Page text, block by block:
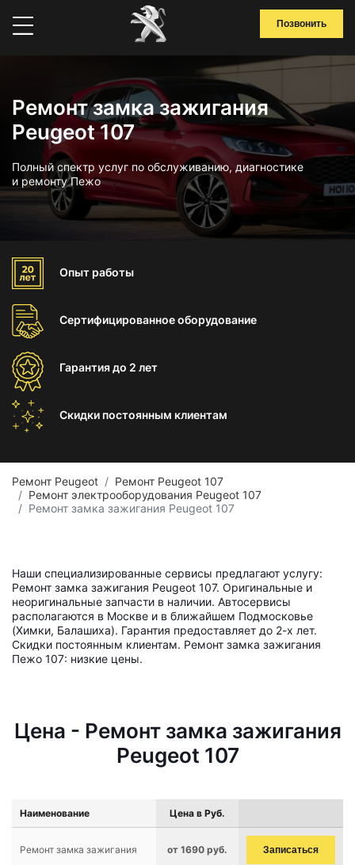
Позвонить
Ремонт замка зажигания
Peugeot 107
Полный спектр услуг по обслуживанию, диагностике
и ремонту Пежо
Опыт работы
Сертифицированноеоборудование
Гарантиядо 2 лет
Скидки постоянным клиентам
Ремонт Peugeot
Ремонт Peugeot 107
Ремонт электрооборудования Peugeot 107
Ремонт замка зажигания Peugeot 107
Наши специализированные сервисы предлагают услугу:
Ремонт замка зажигания Peugeot 107. Оригинальные и
неоригинальные запчасти в наличии. Автосервисы
располагаются в Москве и в ближайшем Подмосковье
(Химки, Балашиха). Гарантия предоставляет до 2-х лет.
Скидки постоянным клиентам. Ремонт замка зажигания
Пежо 107: низкие цены.
Цена - Ремонт замка зажигания
Peugeot 107
Наименование Цена в Руб.
Ремонт замка зажигания от 1690 руб. Записаться